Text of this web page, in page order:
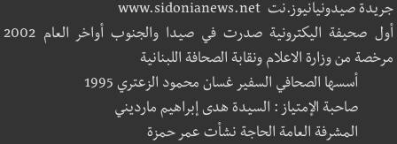
جريدة صيدونيانيوز.نت www.sidonianews.net
أول صحيفة اليكترونية صدرت في صيدا والجنوب أواخر العام 2002
مرخصة من وزارة الاعلام ونقابة الصحافة اللبنانية
أسسها الصحافي السفير غسان محمود الزعتري 1995
صاحبة الإمتياز : السيدة هدى إبراهيم مارديني
المشرفة العامة الحاجة نشأت عمر حمزة